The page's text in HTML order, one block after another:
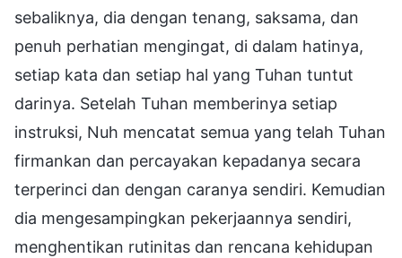
sebaliknya, dia dengan tenang, saksama, dan
penuh perhatian mengingat, di dalam hatinya,
setiap kata dan setiap hal yang Tuhan tuntut
darinya. Setelah Tuhan memberinya setiap
instruksi, Nuh mencatat semua yang telah Tuhan
firmankan dan percayakan kepadanya secara
terperinci dan dengan caranya sendiri. Kemudian
dia mengesampingkan pekerjaannya sendiri,
menghentikan rutinitas dan rencana kehidupan